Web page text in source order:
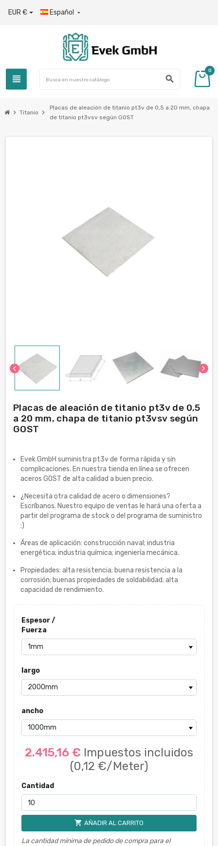
EUR € Español 
view_headline search
0
chevron_right Titanio chevron_right
Placas de aleación de titanio pt3v de 0,5 a 20 mm, chapa
de titanio pt3vsv según GOST
chevron_left chevron_right
Placas de aleación de titanio pt3v de 0,5
a 20 mm, chapa de titanio pt3vsv según
GOST
Evek GmbH suministra pt3v de forma rápida y sin
complicaciones. En nuestra tienda en línea se ofrecen
aceros GOST de alta calidad a buen precio.
¿Necesita otra calidad de acero o dimensiones?
Escríbanos. Nuestro equipo de ventas le hará una oferta a
partir del programa de stock o del programa de suministro
:)
Áreas de aplicación: construcción naval; industria
energética; industria química; ingeniería mecánica.
Propiedades: alta resistencia; buena resistencia a la
corrosión; buenas propiedades de soldabilidad; alta
capacidad de rendimiento.
Espesor /
Fuerza
largo
ancho
2.415,16 € Impuestos incluidos
(0,12 €/Meter)
Cantidad
shopping_cart AÑADIR AL CARRITO
La cantidad mínima de pedido de compra para el